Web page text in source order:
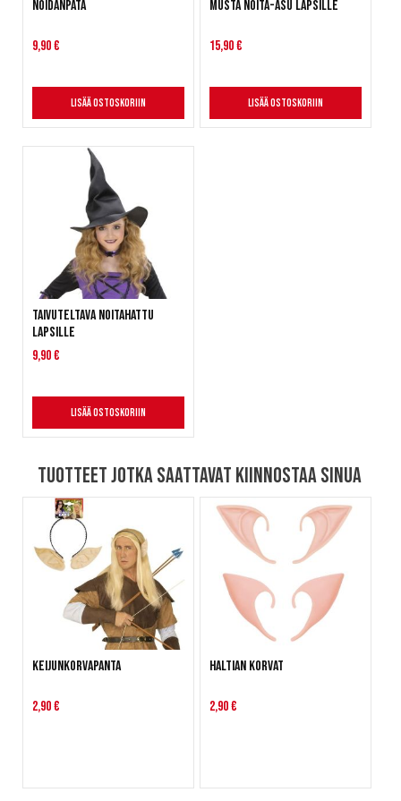
Noidanpata
9,90 €
Lisää ostoskoriin
Musta Noita-asu lapsille
15,90 €
Lisää ostoskoriin
Taivuteltava noitahattu
lapsille
9,90 €
Lisää ostoskoriin
Tuotteet jotka saattavat kiinnostaa sinua
Keijunkorvapanta
2,90 €
Haltian korvat
2,90 €